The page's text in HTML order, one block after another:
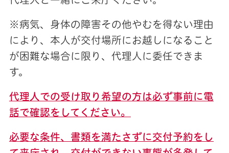
※病気、身体の障害その他やむを得ない理由
により、本人が交付場所にお越しになること
が困難な場合に限り、代理人に委任できま
す。
代理人での受け取り希望の方は必ず事前に電
話で確認をしてください。
必要な条件、書類を満たさずに交付予約をし